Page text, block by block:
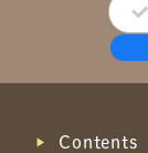
Contents